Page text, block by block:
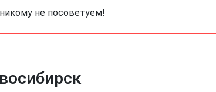
не посоветуем!